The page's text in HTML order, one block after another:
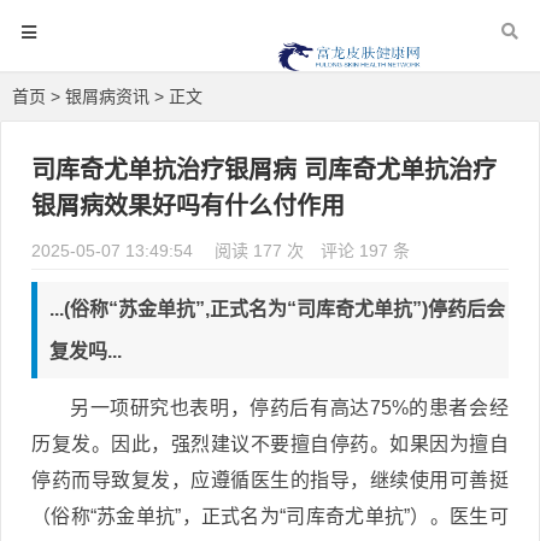
首页 > 银屑病资讯 > 正文
司库奇尤单抗治疗银屑病 司库奇尤单抗治疗
银屑病效果好吗有什么付作用
2025-05-07 13:49:54 阅读 177 次 评论 197 条
...(俗称“苏金单抗”,正式名为“司库奇尤单抗”)停药后会
复发吗...
另一项研究也表明，停药后有高达75%的患者会经
历复发。因此，强烈建议不要擅自停药。如果因为擅自
停药而导致复发，应遵循医生的指导，继续使用可善挺
（俗称“苏金单抗”，正式名为“司库奇尤单抗”）。医生可